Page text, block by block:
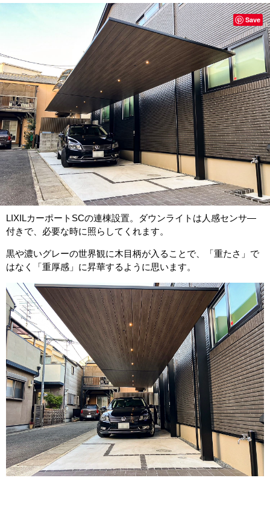
LIXILカーポートSCの連棟設置。ダウンライトは人感センサ―
付きで、必要な時に照らしてくれます。
黒や濃いグレーの世界観に木目柄が入ることで、「重たさ」で
はなく「重厚感」に昇華するように思います。
Save